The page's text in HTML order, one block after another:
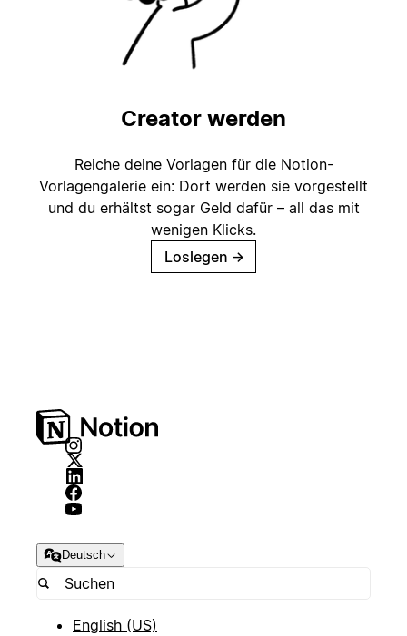
Creator werden
Reiche deine Vorlagen für die Notion-
Vorlagengalerie ein: Dort werden sie vorgestellt
und du erhältst sogar Geld dafür – all das mit
wenigen Klicks.
Loslegen →
Deutsch
English (US)